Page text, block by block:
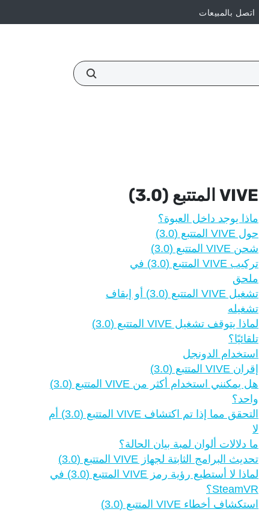
اتصل بالمبيعات
VIVE المتتبع (3.0)‎
ماذا يوجد داخل العبوة؟
حول VIVE المتتبع (3.0)‎
شحن VIVE المتتبع (3.0)‎
تركيب VIVE المتتبع (3.0)‎ في
ملحق
تشغيل VIVE المتتبع (3.0)‎ أو إيقاف
تشغيله
تلقائيًا؟
استخدام الدونجل
إقران VIVE المتتبع (3.0)‎
واحد؟
التحقق مما إذا تم اكتشاف VIVE المتتبع (3.0)‎ أم
لا
ما دلالات ألوان لمبة بيان الحالة؟
تحديث البرامج الثابتة لجهاز VIVE المتتبع (3.0)‎
لماذا لا أستطيع رؤية رمز VIVE المتتبع (3.0)‎ في
SteamVR؟